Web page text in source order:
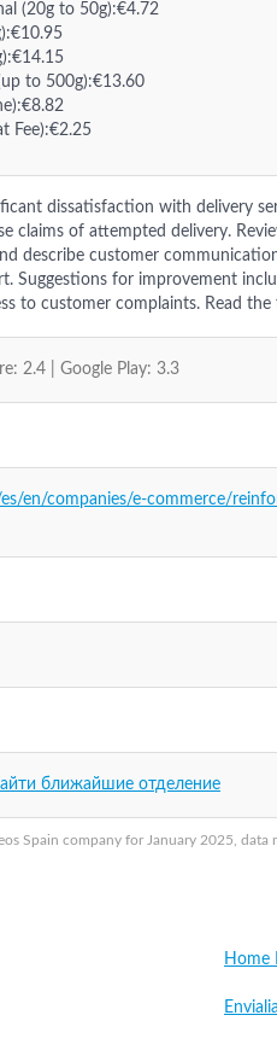
Spain company for January 2025, data
(20g to 50g):€4.72
to 500g):€13.60
Fee):€2.25
dissatisfaction with delivery
claims of attempted delivery.
describe customer
Suggestions for improvement
to customer complaints. Read
2.4 | Google Play: 3.3
en/companies/e-commerce/
ближайшие отделение
Home
Envialia